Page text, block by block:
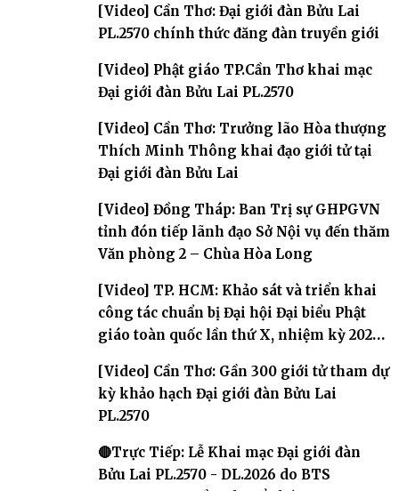
[Video] Cần Thơ: Đại giới đàn Bửu Lai
PL.2570 chính thức đăng đàn truyền giới
[Video] Phật giáo TP.Cần Thơ khai mạc
Đại giới đàn Bửu Lai PL.2570
[Video] Cần Thơ: Trưởng lão Hòa thượng
Thích Minh Thông khai đạo giới tử tại
Đại giới đàn Bửu Lai
[Video] Đồng Tháp: Ban Trị sự GHPGVN
tỉnh đón tiếp lãnh đạo Sở Nội vụ đến thăm
Văn phòng 2 – Chùa Hòa Long
[Video] TP. HCM: Khảo sát và triển khai
công tác chuẩn bị Đại hội Đại biểu Phật
giáo toàn quốc lần thứ X, nhiệm kỳ 2026-
[Video] Cần Thơ: Gần 300 giới tử tham dự
kỳ khảo hạch Đại giới đàn Bửu Lai
PL.2570
🔴Trực Tiếp: Lễ Khai mạc Đại giới đàn
Bửu Lai PL.2570 - DL.2026 do BTS